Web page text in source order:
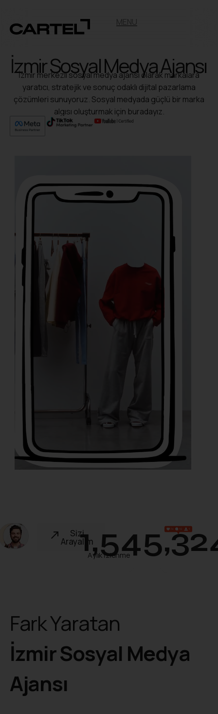
MENU
İzmir Sosyal Medya Ajansı
İzmir merkezli sosyal medya ajansı olarak markalara
yaratıcı, stratejik ve sonuç odaklı dijital pazarlama
çözümleri sunuyoruz. Sosyal medyada güçlü bir marka
algısı oluşturmak için buradayız.
Sizi
Arayalım
Aylık İzlenme
Fark Yaratan
İzmir Sosyal Medya
Ajansı